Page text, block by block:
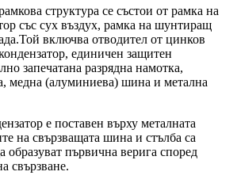
структура се състои от рамка на
със сух въздух, рамка на шунтиращ
включва отводител от цинков
единичен защитен
запечатана разрядна намотка,
медна (алуминиева) шина и метална
е поставен върху металната
на свързващата шина и стълба са
образуват първична верига според
свързване.